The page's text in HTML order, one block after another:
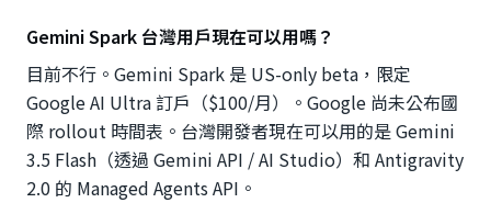
Gemini Spark 台灣用戶現在可以用嗎？
目前不行。Gemini Spark 是 US-only beta，限定
Google AI Ultra 訂戶（$100/月）。Google 尚未公布國
際 rollout 時間表。台灣開發者現在可以用的是 Gemini
3.5 Flash（透過 Gemini API / AI Studio）和 Antigravity
2.0 的 Managed Agents API。